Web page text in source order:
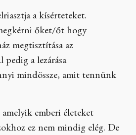
a kísérteteket.
őket/őt hogy
megtisztítása az
a lezárása
mindössze, amit tennünk
amelyik emberi életeket
ez nem mindig elég. De